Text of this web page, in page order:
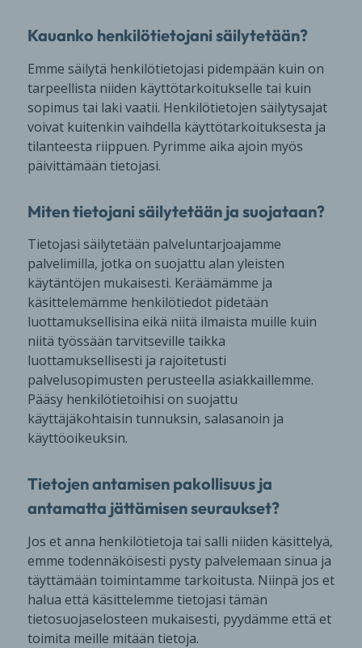
Kauanko henkilötietojani säilytetään?
Emme säilytä henkilötietojasi pidempään kuin on
tarpeellista niiden käyttötarkoitukselle tai kuin
sopimus tai laki vaatii. Henkilötietojen säilytysajat
voivat kuitenkin vaihdella käyttötarkoituksesta ja
tilanteesta riippuen. Pyrimme aika ajoin myös
päivittämään tietojasi.
Miten tietojani säilytetään ja suojataan?
Tietojasi säilytetään palveluntarjoajamme
palvelimilla, jotka on suojattu alan yleisten
käytäntöjen mukaisesti. Keräämämme ja
käsittelemämme henkilötiedot pidetään
luottamuksellisina eikä niitä ilmaista muille kuin
niitä työssään tarvitseville taikka
luottamuksellisesti ja rajoitetusti
palvelusopimusten perusteella asiakkaillemme.
Pääsy henkilötietoihisi on suojattu
käyttäjäkohtaisin tunnuksin, salasanoin ja
käyttöoikeuksin.
Tietojen antamisen pakollisuus ja
antamatta jättämisen seuraukset?
Jos et anna henkilötietoja tai salli niiden käsittelyä,
emme todennäköisesti pysty palvelemaan sinua ja
täyttämään toimintamme tarkoitusta. Niinpä jos et
halua että käsittelemme tietojasi tämän
tietosuojaselosteen mukaisesti, pyydämme että et
toimita meille mitään tietoja.